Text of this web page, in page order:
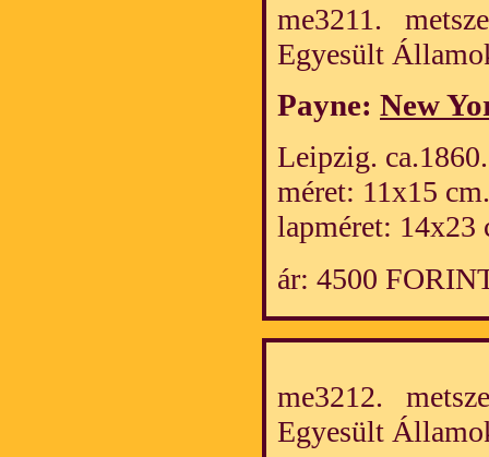
me3211.
Egyesült
Payne: New
Leipzig.
méret: 11x15 cm.
lapméret: 14x23
ár: 4500
me3212.
Egyesült